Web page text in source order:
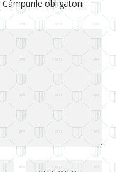
Câmpurile obligatorii